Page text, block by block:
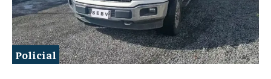
Policial